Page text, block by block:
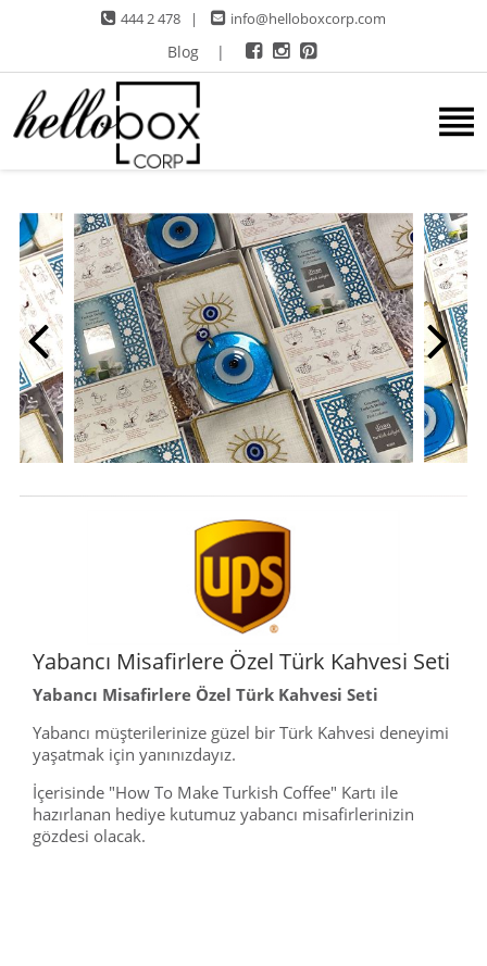
444 2 478 | info@helloboxcorp.com
Blog |
Yabancı Misafirlere Özel Türk Kahvesi Seti
Yabancı Misafirlere Özel Türk Kahvesi Seti
Yabancı müşterilerinize güzel bir Türk Kahvesi deneyimi
yaşatmak için yanınızdayız.
İçerisinde "How To Make Turkish Coffee" Kartı ile
hazırlanan hediye kutumuz yabancı misafirlerinizin
gözdesi olacak.